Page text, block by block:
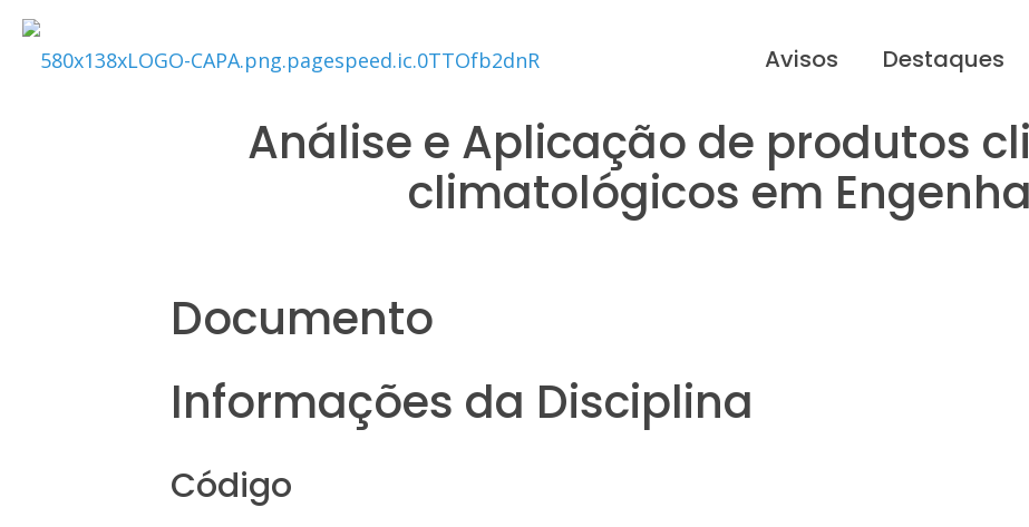
Avisos Destaques
Análise e Aplicação de produtos
climatológicos em
Documento
Informações da Disciplina
Código